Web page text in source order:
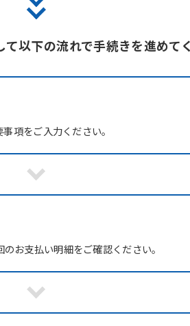
以下の流れで手続きを進めて
項をご入力ください。
お支払い明細をご確認ください。